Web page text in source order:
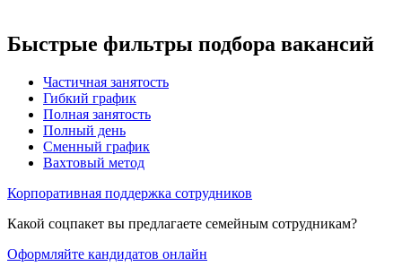
Быстрые фильтры подбора вакансий
Частичная занятость
Гибкий график
Полная занятость
Полный день
Сменный график
Вахтовый метод
Корпоративная поддержка сотрудников
Какой соцпакет вы предлагаете семейным сотрудникам?
Оформляйте кандидатов онлайн